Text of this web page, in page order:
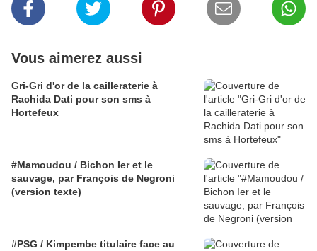
Vous aimerez aussi
Gri-Gri d'or de la cailleraterie à
Rachida Dati pour son sms à
Hortefeux
#Mamoudou / Bichon Ier et le
sauvage, par François de Negroni
(version texte)
#PSG / Kimpembe titulaire face au